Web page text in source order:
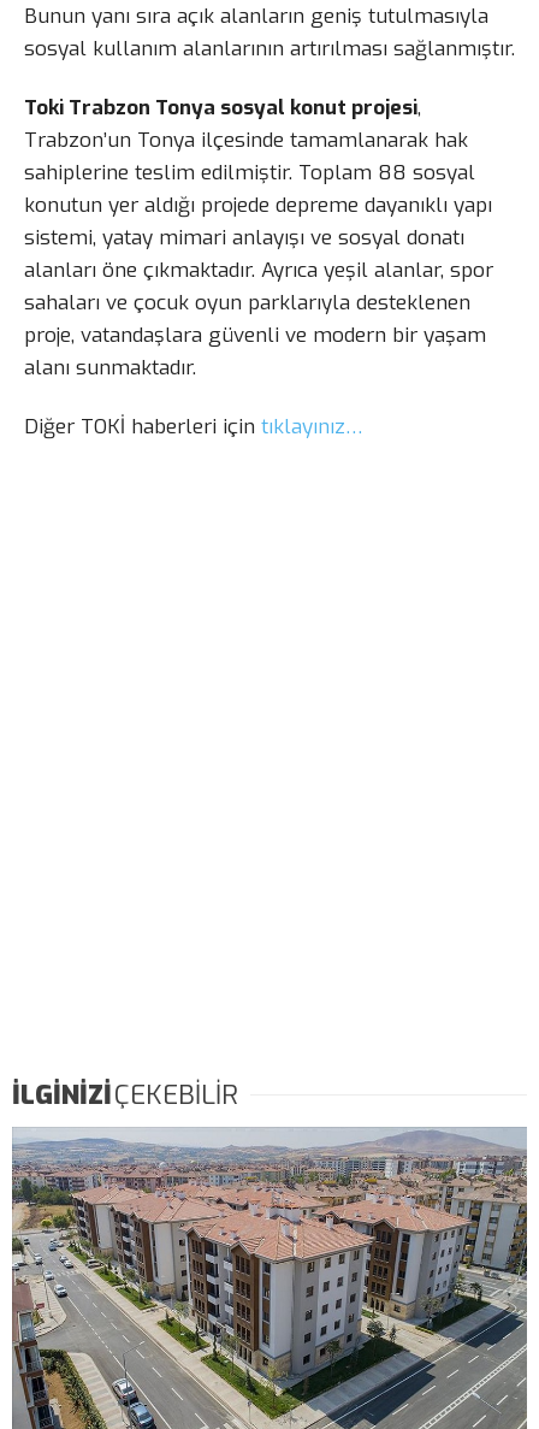
Bunun yanı sıra açık alanların geniş tutulmasıyla
sosyal kullanım alanlarının artırılması sağlanmıştır.
Toki Trabzon Tonya sosyal konut projesi,
Trabzon’un Tonya ilçesinde tamamlanarak hak
sahiplerine teslim edilmiştir. Toplam 88 sosyal
konutun yer aldığı projede depreme dayanıklı yapı
sistemi, yatay mimari anlayışı ve sosyal donatı
alanları öne çıkmaktadır. Ayrıca yeşil alanlar, spor
sahaları ve çocuk oyun parklarıyla desteklenen
proje, vatandaşlara güvenli ve modern bir yaşam
alanı sunmaktadır.
Diğer TOKİ haberleri için tıklayınız…
İLGİNİZİÇEKEBİLİR